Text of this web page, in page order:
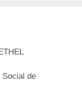
Social de